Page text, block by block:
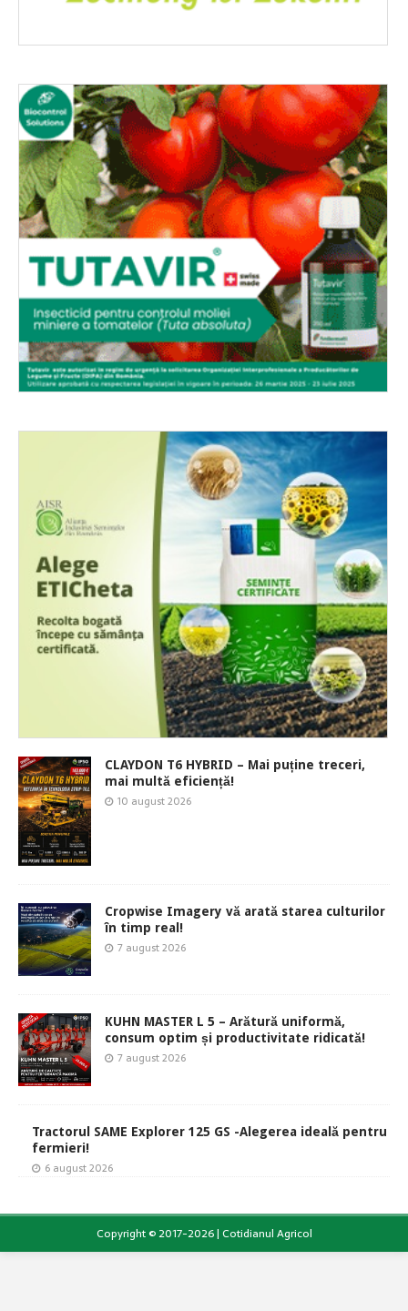
CLAYDON T6 HYBRID – Mai puține treceri,
mai multă eficiență!
10 august 2026
Cropwise Imagery vă arată starea culturilor
în timp real!
7 august 2026
KUHN MASTER L 5 – Arătură uniformă,
consum optim și productivitate ridicată!
7 august 2026
Tractorul SAME Explorer 125 GS -Alegerea ideală pentru
fermieri!
6 august 2026
Copyright © 2017-2026 | Cotidianul Agricol